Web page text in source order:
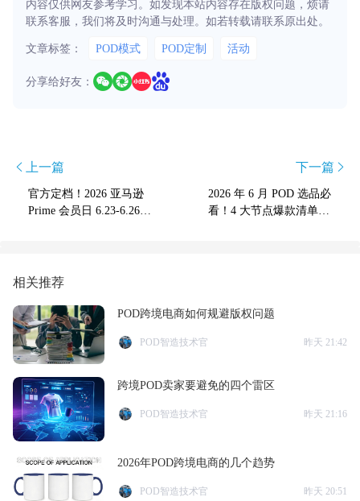
内容仅供网友参考学习。如发现本站内容存在版权问题，烦请
联系客服，我们将及时沟通与处理。如若转载请联系原出处。
文章标签： POD模式 POD定制 活动
分享给好友：
上一篇
官方定档！2026 亚马逊
Prime 会员日 6.23-6.26
下一篇
2026 年 6 月 POD 选品必
看！4 大节点爆款清单，
相关推荐
POD跨境电商如何规避版权问题
POD智造技术官 昨天 21:42
跨境POD卖家要避免的四个雷区
POD智造技术官 昨天 21:16
2026年POD跨境电商的几个趋势
POD智造技术官 昨天 20:51